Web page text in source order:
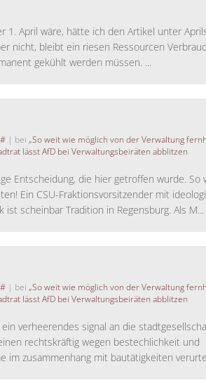
1. April wäre, hätte ich den Artikel unter
nicht, bleibt ein riesen Ressourcen
gekühlt werden müssen. ...
# | bei „So weit wie möglich von der Verwaltung
lässt AfD bei Verwaltungsbeiräten abblitzen
Entscheidung, die hier getroffen wurde. So
Ein CSU-Fraktionsvorsitzender mit
ist scheinbar Tradition in Regensburg. Als M...
# | bei „So weit wie möglich von der Verwaltung
lässt AfD bei Verwaltungsbeiräten abblitzen
verheerendes signal an die
rechtskräftig wegen bestechlichkeit und
im zusammenhang mit bautätigkeiten